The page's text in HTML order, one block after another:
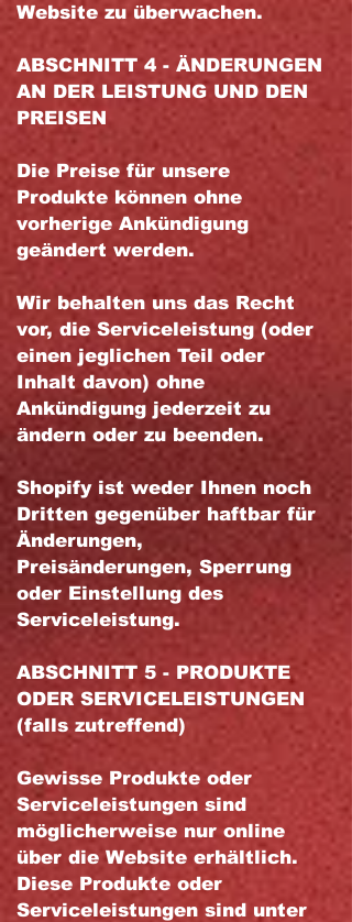
Website zu überwachen.
ABSCHNITT 4 - ÄNDERUNGEN
AN DER LEISTUNG UND DEN
PREISEN
Die Preise für unsere
Produkte können ohne
vorherige Ankündigung
geändert werden.
Wir behalten uns das Recht
vor, die Serviceleistung (oder
einen jeglichen Teil oder
Inhalt davon) ohne
Ankündigung jederzeit zu
ändern oder zu beenden.
Shopify ist weder Ihnen noch
Dritten gegenüber haftbar für
Änderungen,
Preisänderungen, Sperrung
oder Einstellung des
Serviceleistung.
ABSCHNITT 5 - PRODUKTE
ODER SERVICELEISTUNGEN
(falls zutreffend)
Gewisse Produkte oder
Serviceleistungen sind
möglicherweise nur online
über die Website erhältlich.
Diese Produkte oder
Serviceleistungen sind unter